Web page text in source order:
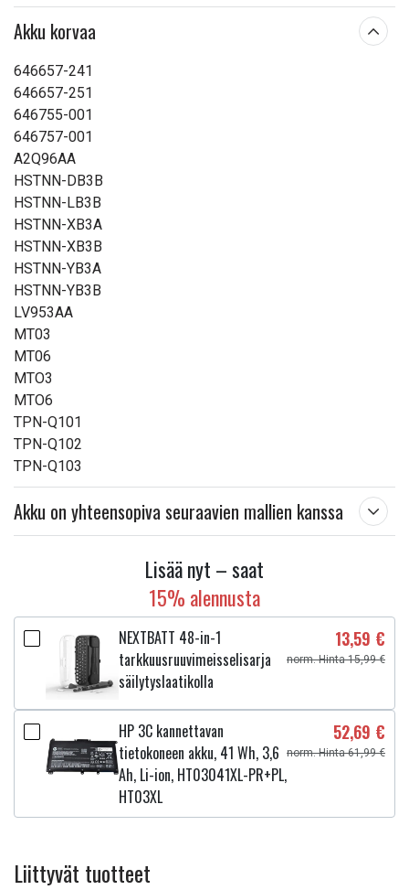
Akku korvaa
646657-241
646657-251
646755-001
646757-001
A2Q96AA
HSTNN-DB3B
HSTNN-LB3B
HSTNN-XB3A
HSTNN-XB3B
HSTNN-YB3A
HSTNN-YB3B
LV953AA
MT03
MT06
MTO3
MTO6
TPN-Q101
TPN-Q102
TPN-Q103
Akku on yhteensopiva seuraavien mallien kanssa
Lisää nyt – saat
15% alennusta
NEXTBATT 48-in-1
tarkkuusruuvimeisselisarja
säilytyslaatikolla
13,59 €
norm. Hinta 15,99 €
HP 3C kannettavan
tietokoneen akku, 41 Wh, 3,6
Ah, Li-ion, HT03041XL-PR+PL,
HT03XL
52,69 €
norm. Hinta 61,99 €
Liittyvät tuotteet